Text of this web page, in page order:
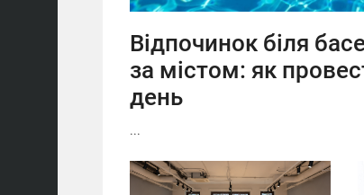
Відпочинок біля
за містом: як
день
...